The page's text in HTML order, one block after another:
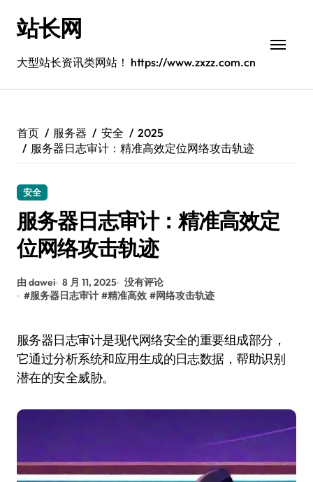
站长网
大型站长资讯类网站！ https://www.zxzz.com.cn
首页 服务器 安全
2025
服务器日志审计：精准高效定位网络攻击轨迹
安全
服务器日志审计：精准高效定
位网络攻击轨迹
由 dawei 8 月 11, 2025 没有评论
#服务器日志审计 #精准高效 #网络攻击轨迹
服务器日志审计是现代网络安全的重要组成部分，
它通过分析系统和应用生成的日志数据，帮助识别
潜在的安全威胁。